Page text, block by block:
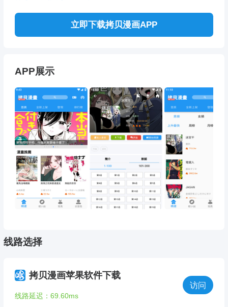
立即下载拷贝漫画APP
APP展示
线路选择
拷贝漫画苹果软件下载
线路延迟：69.60ms
访问